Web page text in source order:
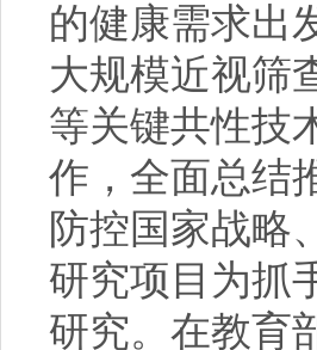
的健康需求出
大规模近视筛
等关键共性技
作，全面总结
防控国家战略
研究项目为抓
研究。在教育